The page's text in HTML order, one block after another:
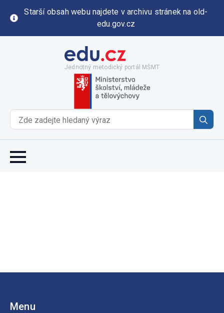
Starší obsah webu najdete v archivu stránek na old-
edu.gov.cz
Jednotný metodický portál MŠMT
for:
Menu